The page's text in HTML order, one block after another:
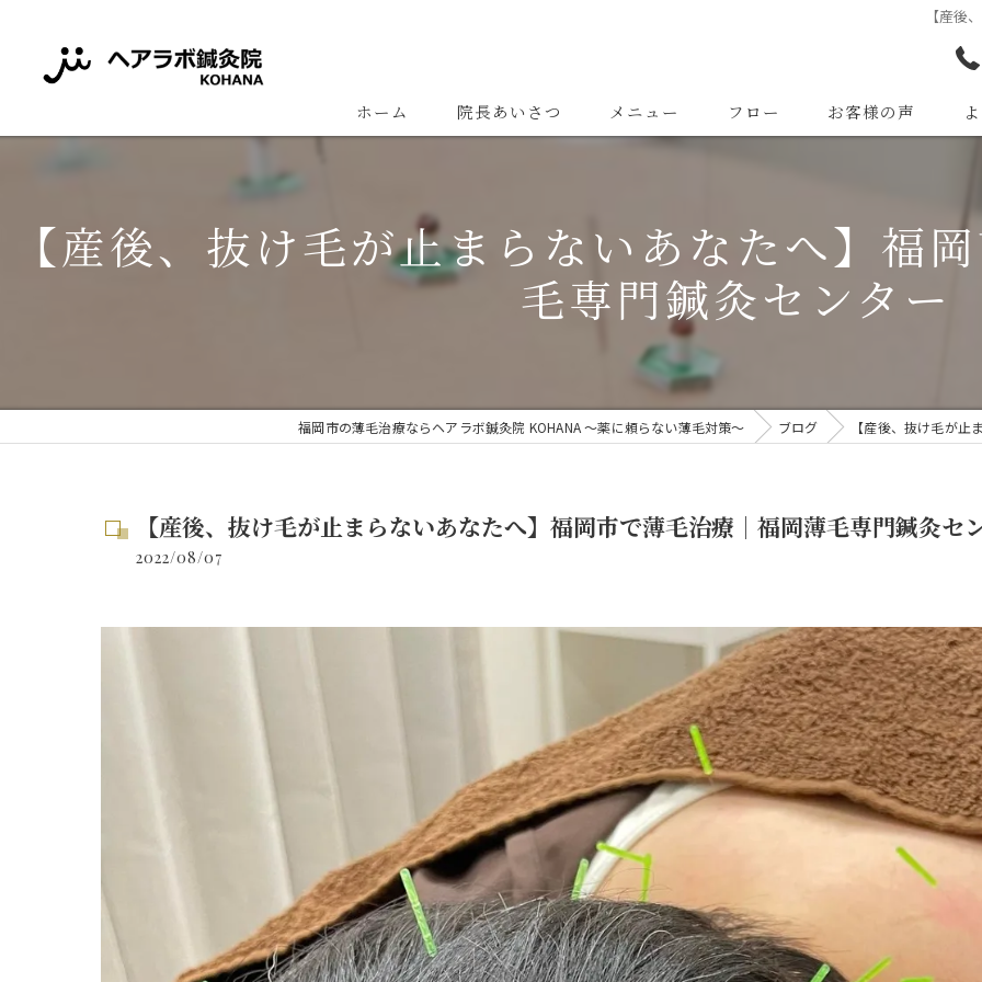
【産後
ホーム 院長あいさつ メニュー フロー お客様の声
【産後、抜け毛が止まらないあなたへ】福
毛専門鍼灸センター
福岡市の薄毛治療ならヘアラボ鍼灸院 KOHANA 〜薬に頼らない薄毛対策〜 ブログ 【産後、抜け毛が
【産後、抜け毛が止まらないあなたへ】福岡市で薄毛治療｜福岡薄毛専門鍼灸セ
2022/08/07